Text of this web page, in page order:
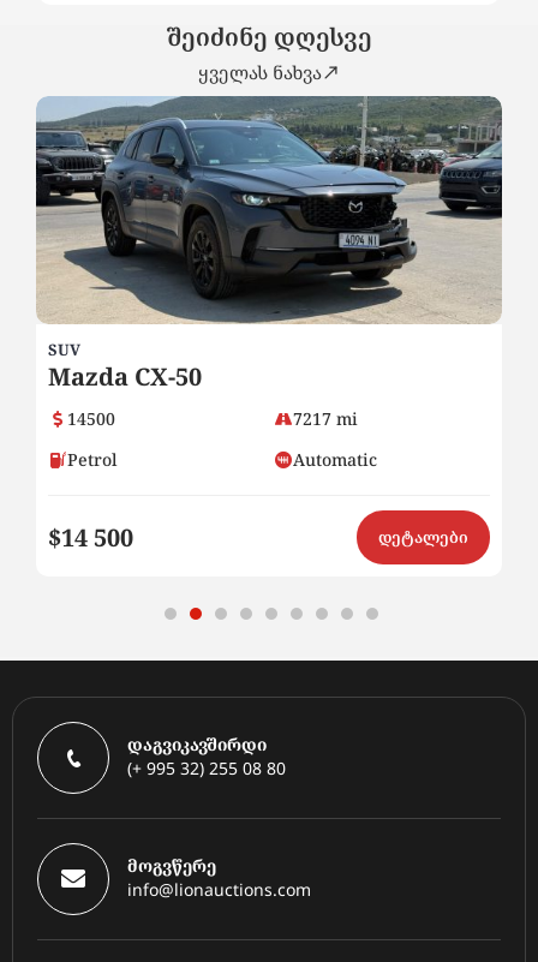
შეიძინე დღესვე
ყველას ნახვა
SUV
Mazda CX-50
14500
7217 mi
Petrol
Automatic
$14 500 დეტალები
დაგვიკავშირდი
(+ 995 32) 255 08 80
მოგვწერე
info@lionauctions.com